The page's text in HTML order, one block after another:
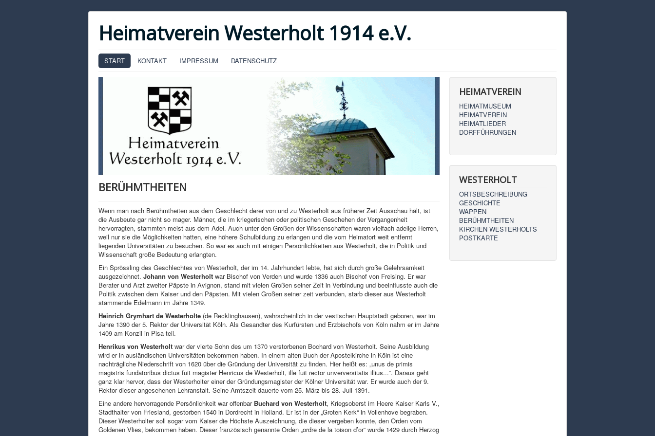
Heimatverein Westerholt 1914 e.V.
START KONTAKT IMPRESSUM DATENSCHUTZ
BERÜHMTHEITEN
Wenn man nach Berühmtheiten aus dem Geschlecht derer von und zu Westerholt aus früherer Zeit Ausschau hält, ist
die Ausbeute gar nicht so mager. Männer, die im kriegerischen oder politischen Geschehen der Vergangenheit
hervorragten, stammten meist aus dem Adel. Auch unter den Großen der Wissenschaften waren vielfach adelige Herren,
weil nur sie die Möglichkeiten hatten, eine höhere Schulbildung zu erlangen und die vom Heimatort weit entfernt
liegenden Universitäten zu besuchen. So war es auch mit einigen Persönlichkeiten aus Westerholt, die in Politik und
Wissenschaft große Bedeutung erlangten.
Ein Sprössling des Geschlechtes von Westerholt, der im 14. Jahrhundert lebte, hat sich durch große Gelehrsamkeit
ausgezeichnet. Johann von Westerholt war Bischof von Verden und wurde 1336 auch Bischof von Freising. Er war
Berater und Arzt zweiter Päpste in Avignon, stand mit vielen Großen seiner Zeit in Verbindung und beeinflusste auch die
Politik zwischen dem Kaiser und den Päpsten. Mit vielen Großen seiner zeit verbunden, starb dieser aus Westerholt
stammende Edelmann im Jahre 1349.
Heinrich Grymhart de Westerholte (de Recklinghausen), wahrscheinlich in der vestischen Hauptstadt geboren, war im
Jahre 1390 der 5. Rektor der Universität Köln. Als Gesandter des Kurfürsten und Erzbischofs von Köln nahm er im Jahre
1409 am Konzil in Pisa teil.
Henrikus von Westerholt war der vierte Sohn des um 1370 verstorbenen Bochard von Westerholt. Seine Ausbildung
wird er in ausländischen Universitäten bekommen haben. In einem alten Buch der Apostelkirche in Köln ist eine
nachträgliche Niederschrift von 1620 über die Gründung der Universität zu finden. Hier heißt es: „unus de primis
magistris fundatoribus dictus fuit magister Henricus de Westerholt, ille fuit rector unverversitatis illius...“. Daraus geht
ganz klar hervor, dass der Westerholter einer der Gründungsmagister der Kölner Universität war. Er wurde auch der 9.
Rektor dieser angesehenen Lehranstalt. Seine Amtszeit dauerte vom 25. März bis 28. Juli 1391.
Eine andere hervorragende Persönlichkeit war offenbar Buchard von Westerholt, Kriegsoberst im Heere Kaiser Karls V.,
Stadthalter von Friesland, gestorben 1540 in Dordrecht in Holland. Er ist in der „Groten Kerk“ in Vollenhove begraben.
Dieser Westerholter soll sogar vom Kaiser die Höchste Auszeichnung, die dieser vergeben konnte, den Orden vom
Goldenen Vlies, bekommen haben. Dieser französisch genannte Orden „ordre de la toison d’or“ wurde 1429 durch Herzog
HEIMATVEREIN
HEIMATMUSEUM
HEIMATVEREIN
HEIMATLIEDER
DORFFÜHRUNGEN
WESTERHOLT
ORTSBESCHREIBUNG
GESCHICHTE
WAPPEN
BERÜHMTHEITEN
KIRCHEN WESTERHOLTS
POSTKARTE